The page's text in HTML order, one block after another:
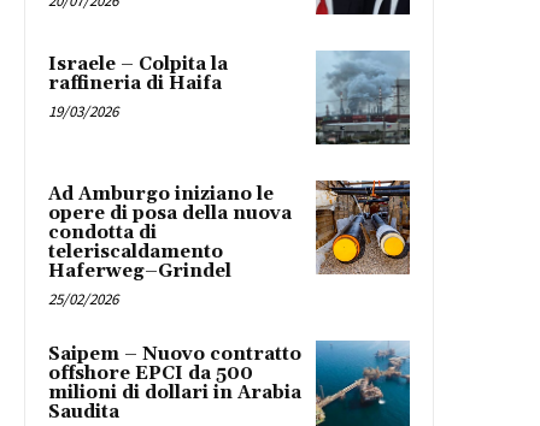
Israele – Colpita la
raffineria di Haifa
19/03/2026
Ad Amburgo iniziano le
opere di posa della nuova
condotta di
teleriscaldamento
Haferweg–Grindel
25/02/2026
Saipem – Nuovo contratto
offshore EPCI da 500
milioni di dollari in Arabia
Saudita